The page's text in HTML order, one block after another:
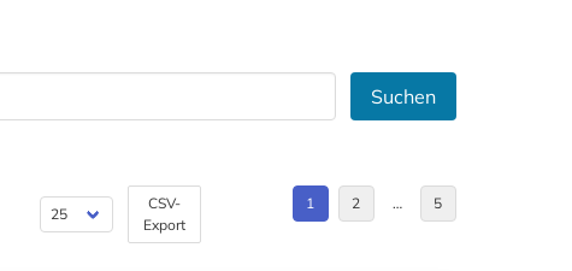
Suchen
CSV-
Export
1 2 … 5